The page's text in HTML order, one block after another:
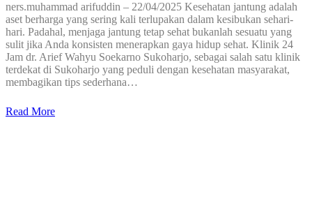
ners.muhammad arifuddin – 22/04/2025 Kesehatan jantung adalah
aset berharga yang sering kali terlupakan dalam kesibukan sehari-
hari. Padahal, menjaga jantung tetap sehat bukanlah sesuatu yang
sulit jika Anda konsisten menerapkan gaya hidup sehat. Klinik 24
Jam dr. Arief Wahyu Soekarno Sukoharjo, sebagai salah satu klinik
terdekat di Sukoharjo yang peduli dengan kesehatan masyarakat,
membagikan tips sederhana…
Read More